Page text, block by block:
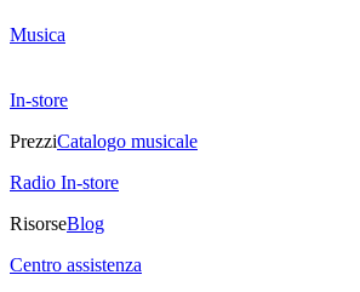
Musica
In-store
PrezziCatalogo musicale
Radio In-store
RisorseBlog
Centro assistenza